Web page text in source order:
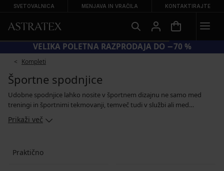
SVETOVALNICA MENJAVA IN VRAČILA KONTAKTIRAJTE
VELIKA POLETNA RAZPRODAJA DO −70 %
Kompleti
Športne spodnjice
Udobne spodnjice lahko nosite v športnem dizajnu ne samo med
treningi in športnimi tekmovanji, temveč tudi v službi ali med
spanjem. Športne spodnjice imajo udoben kroj, ki vam ne bo omejeval
gibanja ter širok zgornji rob. Izdelane so iz prijetnega bombažnega
kompletih, ki vsebujejo več kosov.
Prikaži več
Praktično